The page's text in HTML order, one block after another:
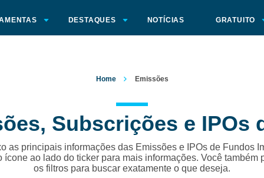
DESTAQUES NOTÍCIAS GRATUITO
Home Emissões
Subscrições e IPOs
as principais informações das Emissões e IPOs de Fundos
ícone ao lado do ticker para mais informações. Você também
os filtros para buscar exatamente o que deseja.